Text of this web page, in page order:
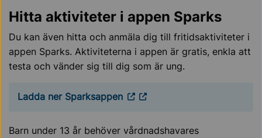
Hitta aktiviteter i appen Sparks
Du kan även hitta och anmäla dig till fritidsaktiviteter i
appen Sparks. Aktiviteterna i appen är gratis, enkla att
testa och vänder sig till dig som är ung.
Ladda ner Sparksappen
Barn under 13 år behöver vårdnadshavares